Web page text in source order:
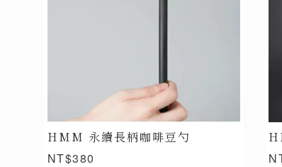
HMM 永續長柄咖啡豆勺
NT$380